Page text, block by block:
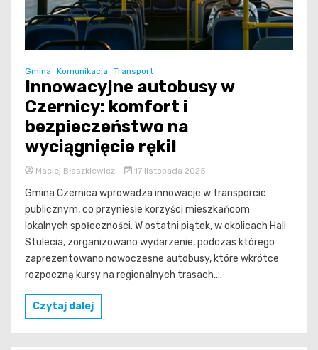
Gmina Komunikacja Transport
Innowacyjne autobusy w
Czernicy: komfort i
bezpieczeństwo na
wyciągnięcie ręki!
Maciej Błaszkiewicz 17 listopada 2025
Gmina Czernica wprowadza innowacje w transporcie
publicznym, co przyniesie korzyści mieszkańcom
lokalnych społeczności. W ostatni piątek, w okolicach Hali
Stulecia, zorganizowano wydarzenie, podczas którego
zaprezentowano nowoczesne autobusy, które wkrótce
rozpoczną kursy na regionalnych trasach....
Czytaj dalej